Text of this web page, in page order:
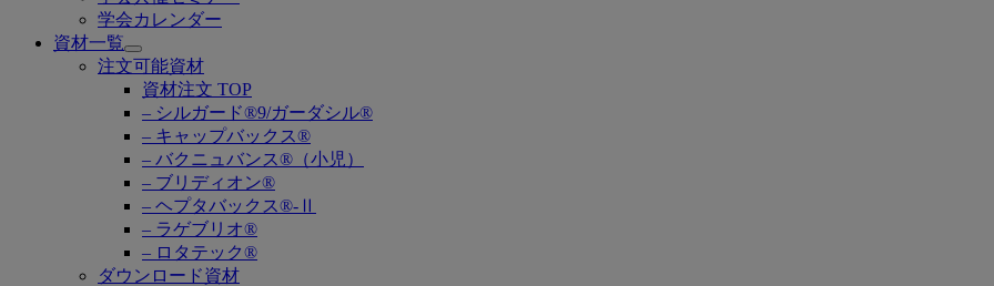
学会カレンダー
資材一覧
Open
submenu
注文可能資材
資材注文 TOP
– シルガード®9/ガーダシル®
– キャップバックス®
– バクニュバンス®（小児）
– ブリディオン®
– ヘプタバックス®-Ⅱ
– ラゲブリオ®
– ロタテック®
ダウンロード資材